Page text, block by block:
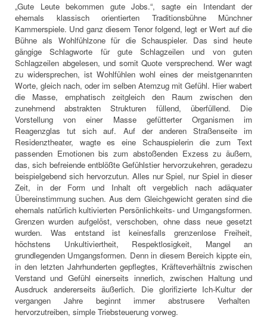
„Gute Leute bekommen gute Jobs.“, sagte ein Intendant der
ehemals klassisch orientierten Traditionsbühne Münchner
Kammerspiele. Und ganz diesem Tenor folgend, legt er Wert auf die
Bühne als Wohlfühlzone für die Schauspieler. Das sind heute
gängige Schlagworte für gute Schlagzeilen und von guten
Schlagzeilen abgelesen, und somit Quote versprechend. Wer wagt
zu widersprechen, ist Wohlfühlen wohl eines der meistgenannten
Worte, gleich nach, oder im selben Atemzug mit Gefühl. Hier wabert
die Masse, emphatisch zeitgleich den Raum zwischen den
zunehmend abstrakten Strukturen füllend, überfüllend. Die
Vorstellung von einer Masse gefütterter Organismen im
Reagenzglas tut sich auf. Auf der anderen Straßenseite im
Residenztheater, wagte es eine Schauspielerin die zum Text
passenden Emotionen bis zum abstoßenden Exzess zu äußern,
das, sich befreiende entblößte Gefühlstier hervorzukehren, geradezu
beispielgebend sich hervorzutun. Alles nur Spiel, nur Spiel in dieser
Zeit, in der Form und Inhalt oft vergeblich nach adäquater
Übereinstimmung suchen. Aus dem Gleichgewicht geraten sind die
ehemals natürlich kultivierten Persönlichkeits- und Umgangsformen.
Grenzen wurden aufgelöst, verschoben, ohne dass neue gesetzt
wurden. Was entstand ist keinesfalls grenzenlose Freiheit,
höchstens Unkultiviertheit, Respektlosigkeit, Mangel an
grundlegenden Umgangsformen. Denn in diesem Bereich kippte ein,
in den letzten Jahrhunderten gepflegtes, Kräfteverhältnis zwischen
Verstand und Gefühl einerseits innerlich, zwischen Haltung und
Ausdruck andererseits äußerlich. Die glorifizierte Ich-Kultur der
vergangen Jahre beginnt immer abstrusere Verhalten
hervorzutreiben, simple Triebsteuerung vorweg.